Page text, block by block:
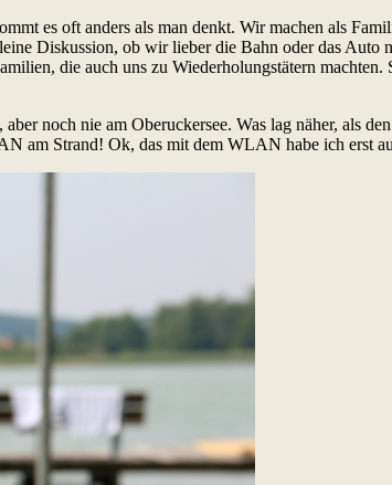
es oft anders als man denkt. Wir machen als
Diskussion, ob wir lieber die Bahn oder das Auto
die auch uns zu Wiederholungstätern machten.
noch nie am Oberuckersee. Was lag näher, als
am Strand! Ok, das mit dem WLAN habe ich erst